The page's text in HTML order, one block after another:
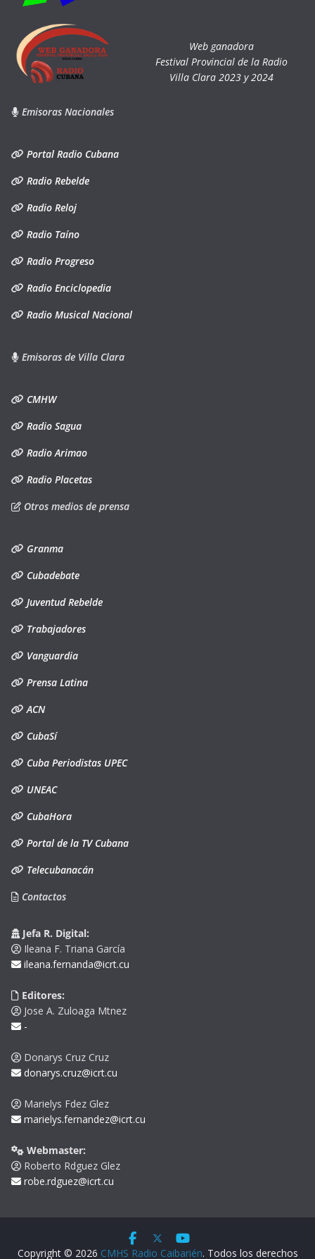
Web ganadora
Festival Provincial de la Radio
Villa Clara 2023 y 2024
Emisoras Nacionales
Portal Radio Cubana
Radio Rebelde
Radio Reloj
Radio Taíno
Radio Progreso
Radio Enciclopedia
Radio Musical Nacional
Emisoras de Villa Clara
CMHW
Radio Sagua
Radio Arimao
Radio Placetas
Otros medios de prensa
Granma
Cubadebate
Juventud Rebelde
Trabajadores
Vanguardia
Prensa Latina
ACN
CubaSí
Cuba Periodistas UPEC
UNEAC
CubaHora
Portal de la TV Cubana
Telecubanacán
Contactos
Jefa R. Digital:
Ileana F. Triana García
ileana.fernanda@icrt.cu
Editores:
Jose A. Zuloaga Mtnez
-
Donarys Cruz Cruz
donarys.cruz@icrt.cu
Marielys Fdez Glez
marielys.fernandez@icrt.cu
Webmaster:
Roberto Rdguez Glez
robe.rdguez@icrt.cu
Copyright © 2026 CMHS Radio Caibarién. Todos los derechos